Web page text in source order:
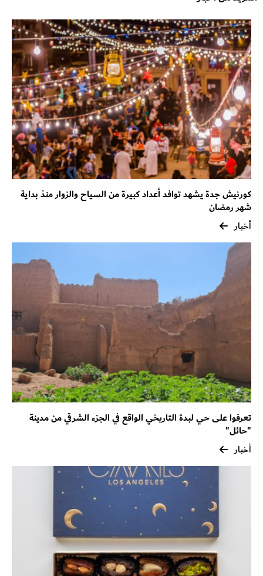
كورنيش جدة يشهد توافد أعداد كبيرة من السياح والزوار منذ بداية
شهر رمضان
أخبار
تعرفوا على حي لبدة التاريخي الواقع في الجزء الشرقي من مدينة
"حائل"
أخبار